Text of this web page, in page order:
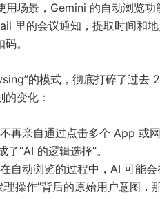
场景，Gemini 的自动浏览
里的会议通知，提取时间和
。
的模式，彻底打碎了过
变化：
不再亲自通过点击多个 App 或
了“AI 的逻辑选择”。
自动浏览的过程中，AI 可能
理操作”背后的原始用户意图